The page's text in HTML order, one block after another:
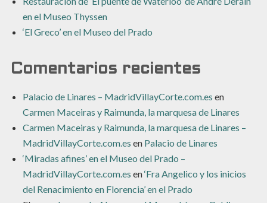
en el Museo Thyssen
‘El Greco’ en el Museo del Prado
Comentarios recientes
Palacio de Linares – MadridVillayCorte.com.es en
Carmen Maceiras y Raimunda, la marquesa de Linares
Carmen Maceiras y Raimunda, la marquesa de Linares –
MadridVillayCorte.com.es en Palacio de Linares
‘Miradas afines’ en el Museo del Prado –
MadridVillayCorte.com.es en‘Fra Angelico y los inicios
del Renacimiento en Florencia’ en el Prado